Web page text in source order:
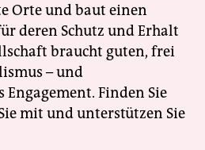
Orte und baut einen
deren Schutz und Erhalt
braucht guten, frei
– und
Finden Sie
mit und unterstützen Sie